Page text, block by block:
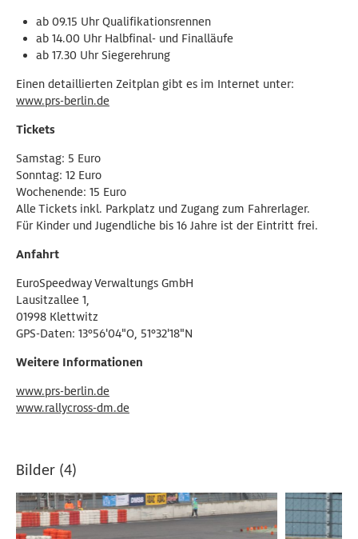
ab 09.15 Uhr Qualifikationsrennen
ab 14.00 Uhr Halbfinal- und Finalläufe
ab 17.30 Uhr Siegerehrung
Einen detaillierten Zeitplan gibt es im Internet unter:
www.prs-berlin.de
Tickets
Samstag: 5 Euro
Sonntag: 12 Euro
Wochenende: 15 Euro
Alle Tickets inkl. Parkplatz und Zugang zum Fahrerlager.
Für Kinder und Jugendliche bis 16 Jahre ist der Eintritt frei.
Anfahrt
EuroSpeedway Verwaltungs GmbH
Lausitzallee 1,
01998 Klettwitz
GPS-Daten: 13°56'04"O, 51°32'18"N
Weitere Informationen
www.prs-berlin.de
www.rallycross-dm.de
Bilder (4)